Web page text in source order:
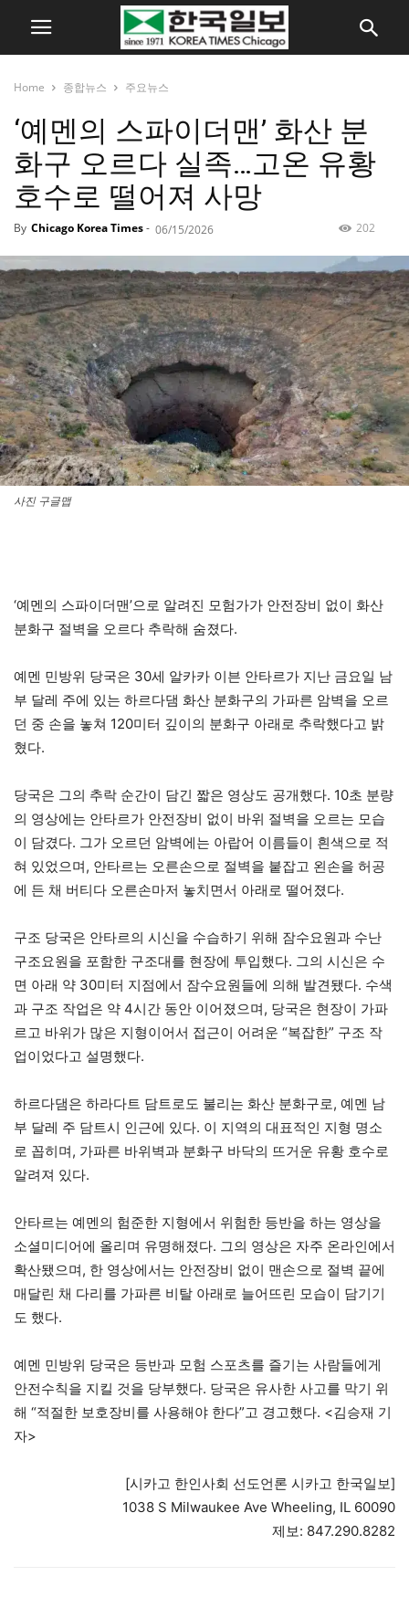
Home 종합뉴스 주요뉴스
‘예멘의 스파이더맨’ 화산 분
화구 오르다 실족…고온 유황
호수로 떨어져 사망
By Chicago Korea Times- 06/15/2026 202
사진 구글맵
‘예멘의 스파이더맨’으로 알려진 모험가가 안전장비 없이 화산
분화구 절벽을 오르다 추락해 숨졌다.
예멘 민방위 당국은 30세 알카카 이븐 안타르가 지난 금요일 남
부 달레 주에 있는 하르다댐 화산 분화구의 가파른 암벽을 오르
던 중 손을 놓쳐 120미터 깊이의 분화구 아래로 추락했다고 밝
혔다.
당국은 그의 추락 순간이 담긴 짧은 영상도 공개했다. 10초 분량
의 영상에는 안타르가 안전장비 없이 바위 절벽을 오르는 모습
이 담겼다. 그가 오르던 암벽에는 아랍어 이름들이 흰색으로 적
혀 있었으며, 안타르는 오른손으로 절벽을 붙잡고 왼손을 허공
에 든 채 버티다 오른손마저 놓치면서 아래로 떨어졌다.
구조 당국은 안타르의 시신을 수습하기 위해 잠수요원과 수난
구조요원을 포함한 구조대를 현장에 투입했다. 그의 시신은 수
면 아래 약 30미터 지점에서 잠수요원들에 의해 발견됐다. 수색
과 구조 작업은 약 4시간 동안 이어졌으며, 당국은 현장이 가파
르고 바위가 많은 지형이어서 접근이 어려운 “복잡한” 구조 작
업이었다고 설명했다.
하르다댐은 하라다트 담트로도 불리는 화산 분화구로, 예멘 남
부 달레 주 담트시 인근에 있다. 이 지역의 대표적인 지형 명소
로 꼽히며, 가파른 바위벽과 분화구 바닥의 뜨거운 유황 호수로
알려져 있다.
안타르는 예멘의 험준한 지형에서 위험한 등반을 하는 영상을
소셜미디어에 올리며 유명해졌다. 그의 영상은 자주 온라인에서
확산됐으며, 한 영상에서는 안전장비 없이 맨손으로 절벽 끝에
매달린 채 다리를 가파른 비탈 아래로 늘어뜨린 모습이 담기기
도 했다.
예멘 민방위 당국은 등반과 모험 스포츠를 즐기는 사람들에게
안전수칙을 지킬 것을 당부했다. 당국은 유사한 사고를 막기 위
해 “적절한 보호장비를 사용해야 한다”고 경고했다. <김승재 기
자>
[시카고 한인사회 선도언론 시카고 한국일보]
1038 S Milwaukee Ave Wheeling, IL 60090
제보: 847.290.8282